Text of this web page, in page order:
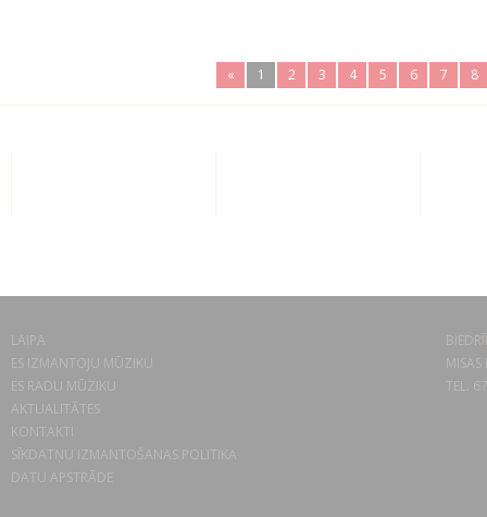
« 1 2 3 4 5 6 7 8
LAIPA
ES IZMANTOJU MŪZIKU
ES RADU MŪZIKU
AKTUALITĀTES
KONTAKTI
SĪKDATŅU IZMANTOŠANAS POLITIKA
DATU APSTRĀDE
TEL.